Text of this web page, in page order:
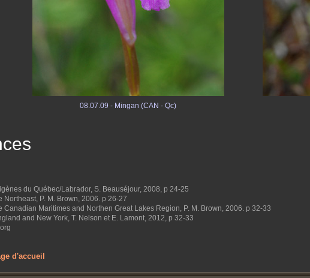
08.07.09 - Mingan (CAN - Qc)
du Québec/Labrador, S. Beauséjour, 2008, p 24-25
Northeast, P. M. Brown, 2006. p 26-27
Canadian Maritimes and Northen Great Lakes Region, P. M. Brown, 2006. p 32-33
and New York, T. Nelson et E. Lamont, 2012, p 32-33
d'accueil